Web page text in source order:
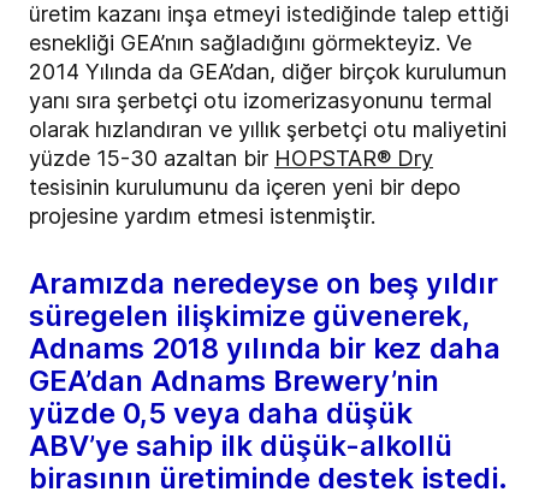
üretim kazanı inşa etmeyi istediğinde talep ettiği
esnekliği GEA’nın sağladığını görmekteyiz. Ve
2014 Yılında da GEA’dan, diğer birçok kurulumun
yanı sıra şerbetçi otu izomerizasyonunu termal
olarak hızlandıran ve yıllık şerbetçi otu maliyetini
yüzde 15-30 azaltan bir HOPSTAR® Dry
tesisinin kurulumunu da içeren yeni bir depo
projesine yardım etmesi istenmiştir.
Aramızda neredeyse on beş yıldır
süregelen ilişkimize güvenerek,
Adnams 2018 yılında bir kez daha
GEA’dan Adnams Brewery’nin
yüzde 0,5 veya daha düşük
ABV’ye sahip ilk düşük-alkollü
birasının üretiminde destek istedi.